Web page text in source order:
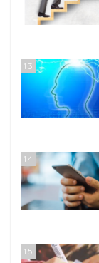
13
14
15